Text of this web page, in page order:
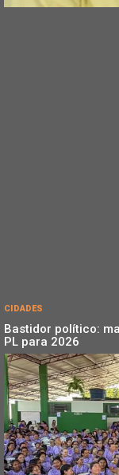
CIDADES
Bastidor político:
PL para 2026